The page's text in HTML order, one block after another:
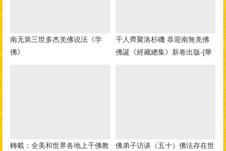
南无第三世多杰羌佛说法《学
佛》
千人齊聚洛杉磯 恭迎南無羌佛
佛誕《經藏總集》新卷出版-[華
轉載：全美和世界各地上千佛教
佛弟子访谈（五十）佛法存在世